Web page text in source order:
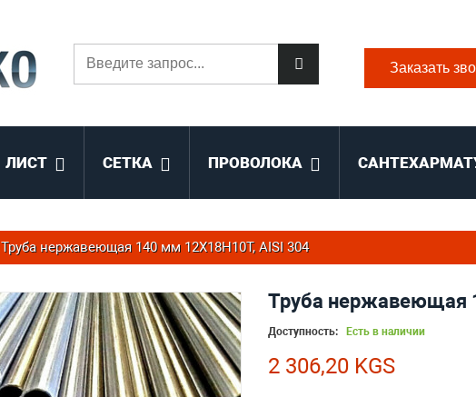
Заказать
ЛИСТ СЕТКА ПРОВОЛОКА
Труба нержавеющая 140 мм 12Х18Н10Т, AISI 304
Труба нержавеющая
Доступность: Есть в наличии
2 306,20 KGS